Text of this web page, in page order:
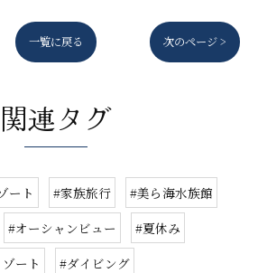
一覧に戻る 次のページ >
関連タグ
ート #家族旅行
#美ら海水族館
#オーシャンビュー
#夏休み
ート
#ダイビング